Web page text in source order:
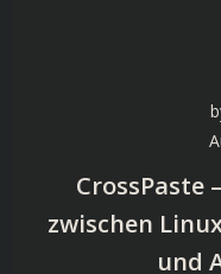
CrossPaste
zwischen
und